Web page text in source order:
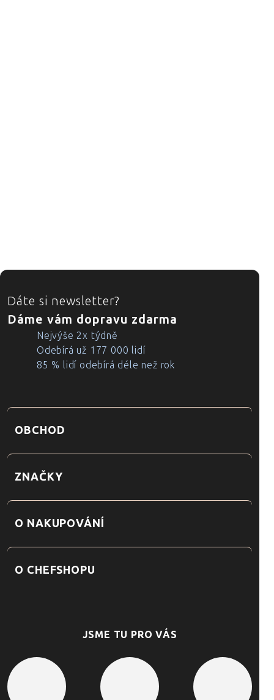
ZÁPATÍ
Dáte si newsletter?
Dáme vám dopravu zdarma
Nejvýše 2x týdně
Odebírá už 177 000 lidí
85 % lidí odebírá déle než rok
OBCHOD
ZNAČKY
O NAKUPOVÁNÍ
O CHEFSHOPU
JSME TU PRO VÁS